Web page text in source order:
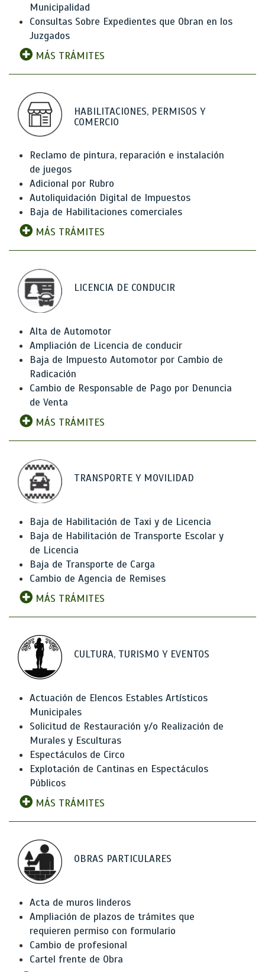
Municipalidad
Consultas Sobre Expedientes que Obran en los
Juzgados
MÁS TRÁMITES
HABILITACIONES, PERMISOS Y
COMERCIO
Reclamo de pintura, reparación e instalación
de juegos
Adicional por Rubro
Autoliquidación Digital de Impuestos
Baja de Habilitaciones comerciales
MÁS TRÁMITES
LICENCIA DE CONDUCIR
Alta de Automotor
Ampliación de Licencia de conducir
Baja de Impuesto Automotor por Cambio de
Radicación
Cambio de Responsable de Pago por Denuncia
de Venta
MÁS TRÁMITES
TRANSPORTE Y MOVILIDAD
Baja de Habilitación de Taxi y de Licencia
Baja de Habilitación de Transporte Escolar y
de Licencia
Baja de Transporte de Carga
Cambio de Agencia de Remises
MÁS TRÁMITES
CULTURA, TURISMO Y EVENTOS
Actuación de Elencos Estables Artísticos
Municipales
Solicitud de Restauración y/o Realización de
Murales y Esculturas
Espectáculos de Circo
Explotación de Cantinas en Espectáculos
Públicos
MÁS TRÁMITES
OBRAS PARTICULARES
Acta de muros linderos
Ampliación de plazos de trámites que
requieren permiso con formulario
Cambio de profesional
Cartel frente de Obra